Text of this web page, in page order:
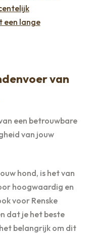
een lange
van
een betrouwbare
van jouw
hond, is het van
hoogwaardig en
voor Renske
dat je het beste
belangrijk om dit